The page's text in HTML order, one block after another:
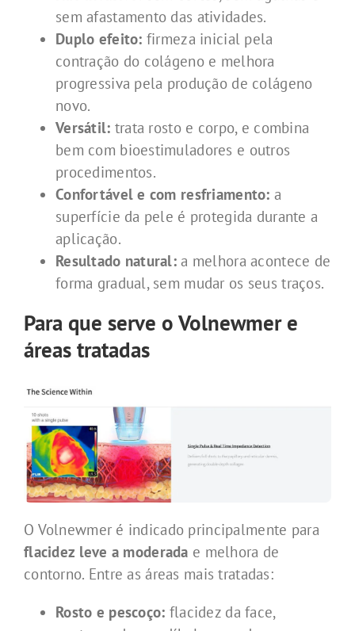
sem afastamento das atividades.
Duplo efeito: firmeza inicial pela
contração do colágeno e melhora
progressiva pela produção de colágeno
novo.
Versátil: trata rosto e corpo, e combina
bem com bioestimuladores e outros
procedimentos.
Confortável e com resfriamento: a
superfície da pele é protegida durante a
aplicação.
Resultado natural: a melhora acontece de
forma gradual, sem mudar os seus traços.
Para que serve o Volnewmer e
áreas tratadas
O Volnewmer é indicado principalmente para
flacidez leve a moderada e melhora de
contorno. Entre as áreas mais tratadas:
Rosto e pescoço: flacidez da face,